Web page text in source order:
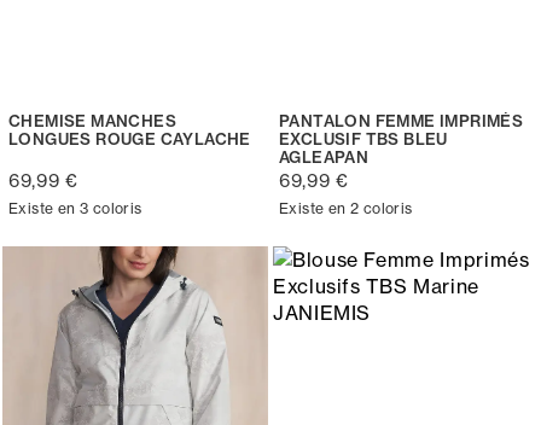
CHEMISE MANCHES
LONGUES ROUGE CAYLACHE
69,99 €
Existe en 3 coloris
PANTALON FEMME IMPRIMÉS
EXCLUSIF TBS BLEU
AGLEAPAN
69,99 €
Existe en 2 coloris